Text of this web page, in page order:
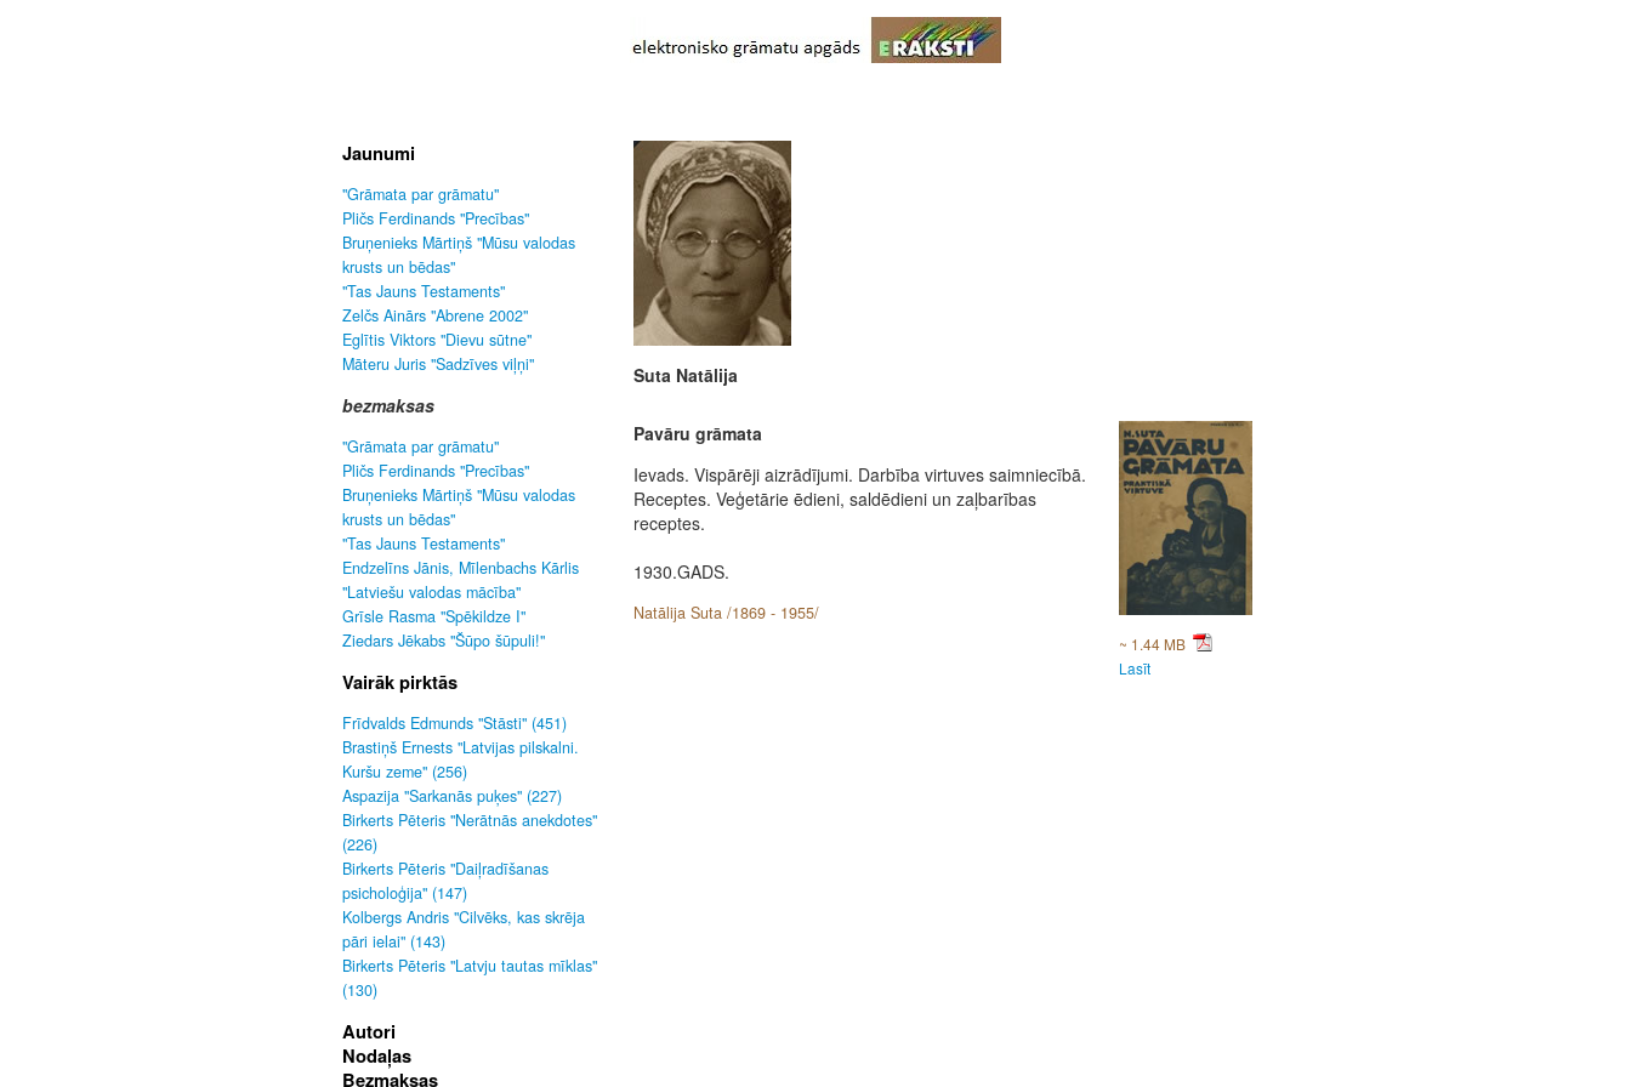
Jaunumi
"Grāmata par grāmatu"
Pličs Ferdinands "Precības"
Bruņenieks Mārtiņš "Mūsu valodas
krusts un bēdas"
"Tas Jauns Testaments"
Zelčs Ainārs "Abrene 2002"
Eglītis Viktors "Dievu sūtne"
Māteru Juris "Sadzīves viļņi"
bezmaksas
"Grāmata par grāmatu"
Pličs Ferdinands "Precības"
Bruņenieks Mārtiņš "Mūsu valodas
krusts un bēdas"
"Tas Jauns Testaments"
Endzelīns Jānis, Mīlenbachs Kārlis
"Latviešu valodas mācība"
Grīsle Rasma "Spēkildze I"
Ziedars Jēkabs "Šūpo šūpuli!"
Vairāk pirktās
Frīdvalds Edmunds "Stāsti" (451)
Brastiņš Ernests "Latvijas pilskalni.
Kuršu zeme" (256)
Aspazija "Sarkanās puķes" (227)
Birkerts Pēteris "Nerātnās anekdotes"
(226)
Birkerts Pēteris "Daiļradīšanas
psicholoģija" (147)
Kolbergs Andris "Cilvēks, kas skrēja
pāri ielai" (143)
Birkerts Pēteris "Latvju tautas mīklas"
(130)
Autori
Nodaļas
Bezmaksas
Suta Natālija
Pavāru grāmata
Ievads. Vispārēji aizrādījumi. Darbība virtuves saimniecībā.
Receptes. Veģetārie ēdieni, saldēdieni un zaļbarības
receptes.
1930.GADS.
Natālija Suta /1869 - 1955/
~ 1.44 MB
Lasīt